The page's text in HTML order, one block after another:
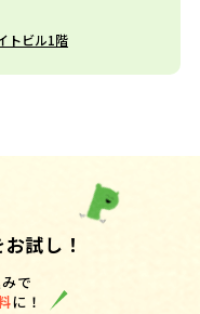
トビル1階
試し！
で
に！